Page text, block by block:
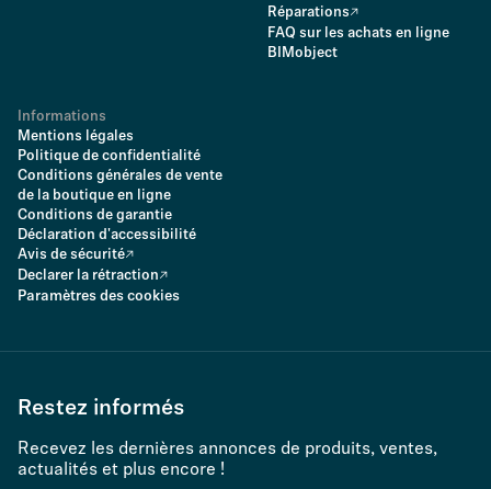
Réparations
FAQ sur les achats en ligne
BIMobject
Informations
Mentions légales
Politique de confidentialité
Conditions générales de vente
de la boutique en ligne
Conditions de garantie
Déclaration d'accessibilité
Avis de sécurité
Declarer la rétraction
Paramètres des cookies
Restez informés
Recevez les dernières annonces de produits, ventes,
actualités et plus encore !